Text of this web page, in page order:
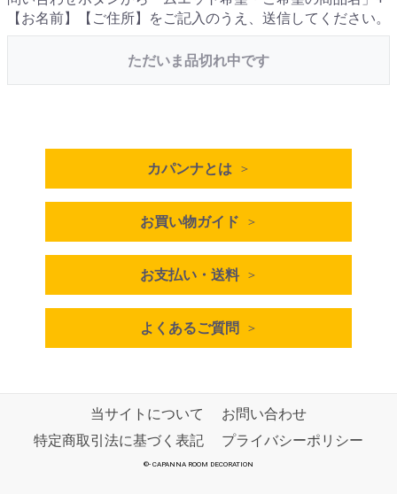
【お名前】【ご住所】をご記入のうえ、送信してください。
ただいま品切れ中です
カパンナとは
お買い物ガイド
お支払い・送料
よくあるご質問
当サイトについて
お問い合わせ
特定商取引法に基づく表記
プライバシーポリシー
©- CAPANNA ROOM DECORATION